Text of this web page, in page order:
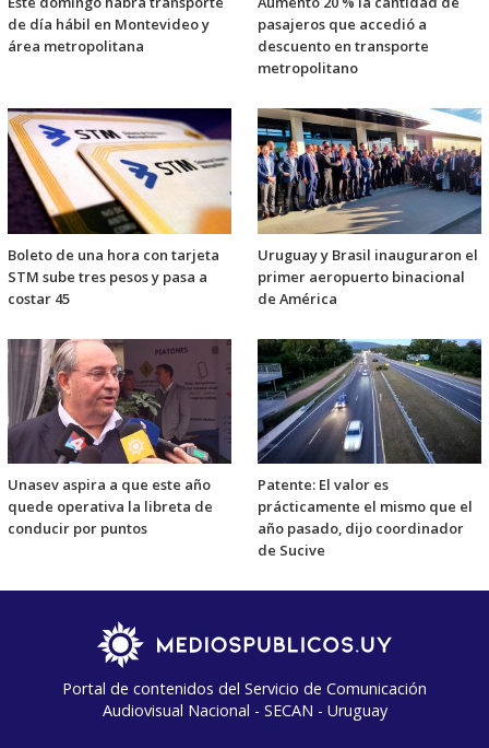
de día hábil en Montevideo y
área metropolitana
pasajeros que accedió a
descuento en transporte
metropolitano
Boleto de una hora con tarjeta
STM sube tres pesos y pasa a
costar 45
Uruguay y Brasil inauguraron el
primer aeropuerto binacional
de América
Unasev aspira a que este año
quede operativa la libreta de
conducir por puntos
Patente: El valor es
prácticamente el mismo que el
año pasado, dijo coordinador
de Sucive
Portal de contenidos del Servicio de Comunicación
Audiovisual Nacional - SECAN - Uruguay